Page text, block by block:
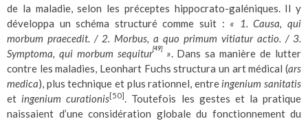
de la maladie, selon les préceptes hippocrato-galéniques. Il y
développa un schéma structuré comme suit : « 1. Causa, qui
morbum praecedit. / 2. Morbus, a quo primum vitiatur actio. / 3.
Symptoma, qui morbum sequitur[49]». Dans sa manière de lutter
contre les maladies, Leonhart Fuchs structura un art médical (ars
medica), plus technique et plus rationnel, entre ingenium sanitatis
et ingenium curationis[50]. Toutefois les gestes et la pratique
naissaient d’une considération globale du fonctionnement du